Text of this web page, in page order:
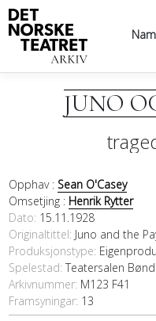
JUNO
Opphav : Sean O'Casey
Omsetjing : Henrik Rytter
Dato 15.11.1928
Originaltittel Juno and the
Produksjonstype:
Spelestad: Teatersalen
Arkivnummer: M123 F41
Framsyningar: 13